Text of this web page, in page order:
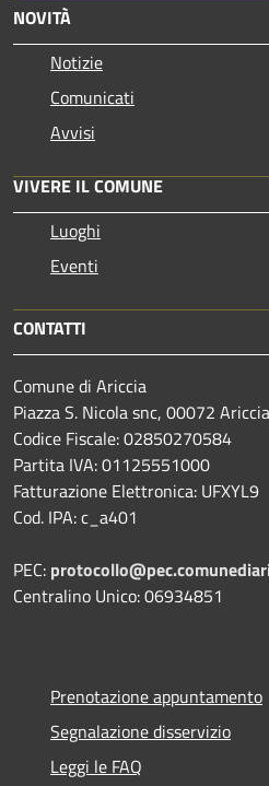
NOVITÀ
Notizie
Comunicati
Avvisi
VIVERE IL COMUNE
Luoghi
Eventi
CONTATTI
Comune di Ariccia
Piazza S. Nicola snc, 00072
Codice Fiscale: 02850270584
Partita IVA: 01125551000
Fatturazione Elettronica: UFXYL9
Cod. IPA: c_a401
PEC:
Centralino Unico: 06934851
Prenotazione appuntamento
Segnalazione disservizio
Leggi le FAQ